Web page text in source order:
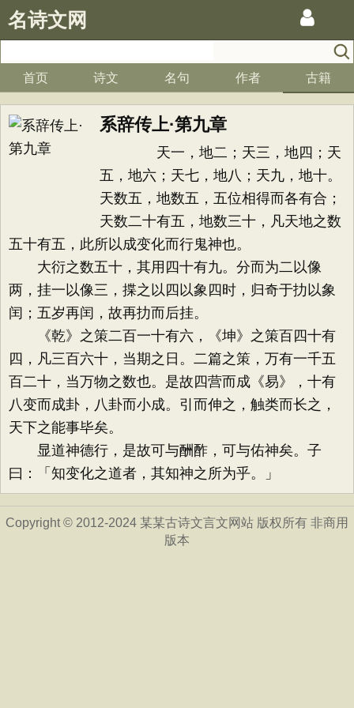
名诗文网
首页 诗文 名句 作者 古籍
系辞传上·第九章
天一，地二；天三，地四；天
五，地六；天七，地八；天九，地十。
天数五，地数五，五位相得而各有合；
天数二十有五，地数三十，凡天地之数
五十有五，此所以成变化而行鬼神也。
大衍之数五十，其用四十有九。分而为二以像
两，挂一以像三，揲之以四以象四时，归奇于扐以象
闰；五岁再闰，故再扐而后挂。
《乾》之策二百一十有六，《坤》之策百四十有
四，凡三百六十，当期之日。二篇之策，万有一千五
百二十，当万物之数也。是故四营而成《易》，十有
八变而成卦，八卦而小成。引而伸之，触类而长之，
天下之能事毕矣。
显道神德行，是故可与酬酢，可与佑神矣。子
曰：「知变化之道者，其知神之所为乎。」
Copyright © 2012-2024 某某古诗文言文网站 版权所有 非商用
版本